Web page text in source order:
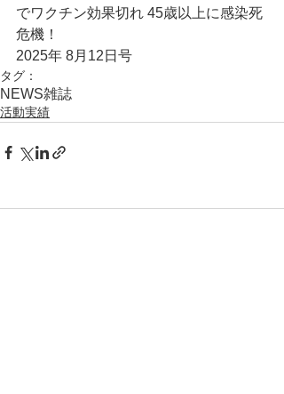
でワクチン効果切れ 45歳以上に感染死
危機！
2025年 8月12日号
タグ：
NEWS雑誌
活動実績